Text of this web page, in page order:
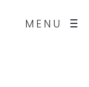
MENU